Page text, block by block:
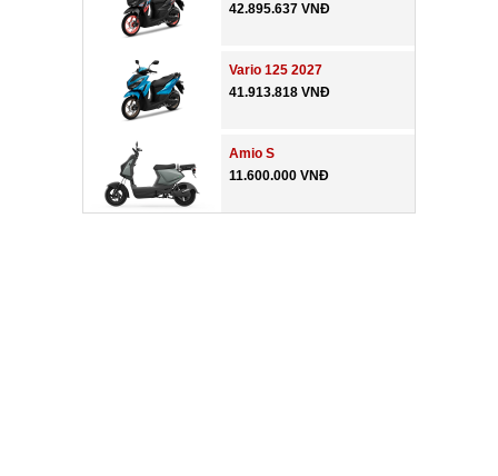
42.895.637 VNĐ
Vario 125 2027
41.913.818 VNĐ
Amio S
11.600.000 VNĐ